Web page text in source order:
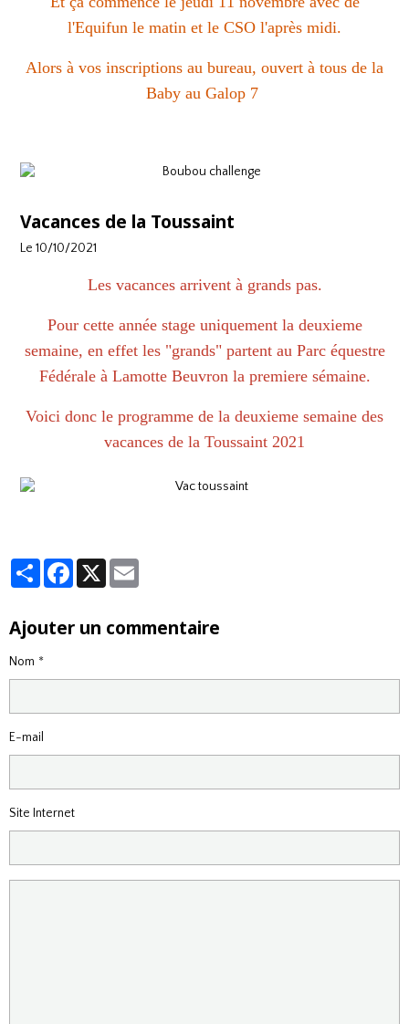
l'Equifun le matin et le CSO l'après midi.
Alors à vos inscriptions au bureau, ouvert à tous de la
Baby au Galop 7
Vacances de la Toussaint
Le 10/10/2021
Les vacances arrivent à grands pas.
Pour cette année stage uniquement la deuxieme
semaine, en effet les "grands" partent au Parc équestre
Fédérale à Lamotte Beuvron la premiere sémaine.
Voici donc le programme de la deuxieme semaine des
vacances de la Toussaint 2021
PartagerFacebook
X
Ajouter un commentaire
Nom
E-mail
Site Internet